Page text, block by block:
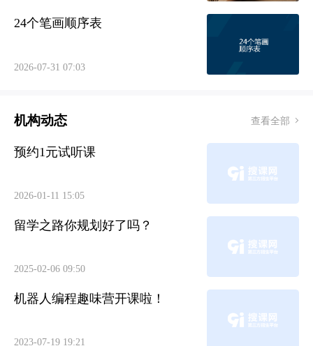
24个笔画顺序表
2026-07-31 07:03
机构动态 查看全部
预约1元试听课
2026-01-11 15:05
留学之路你规划好了吗？
2025-02-06 09:50
机器人编程趣味营开课啦！
2023-07-19 19:21